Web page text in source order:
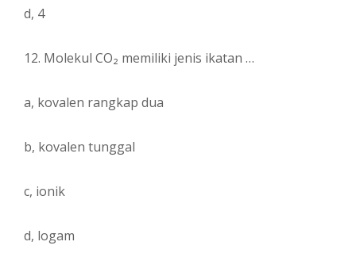
d, 4
12. Molekul CO₂ memiliki jenis ikatan …
a, kovalen rangkap dua
b, kovalen tunggal
c, ionik
d, logam